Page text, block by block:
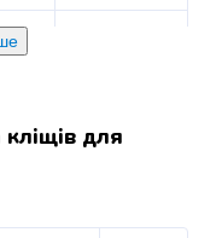
Ср,
Сб,
для